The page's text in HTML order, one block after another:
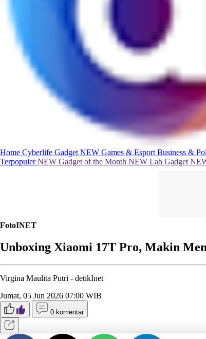
Home Cyberlife Gadget NEW Games & Esport Business &
TerpopulerNEW Gadget of the Month NEW Lab Gadget
FotoINET
Unboxing Xiaomi 17T Pro, Makin
Virgina Maulita Putri - detikInet
Jumat, 05 Jun 2026 07:00 WIB
0 komentar